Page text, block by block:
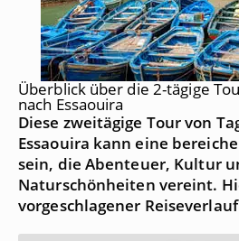
Überblick über die 2-tägige
nach Essaouira
Diese zweitägige Tour von
Essaouira kann eine
sein, die Abenteuer, Kultur
Naturschönheiten vereint.
vorgeschlagener